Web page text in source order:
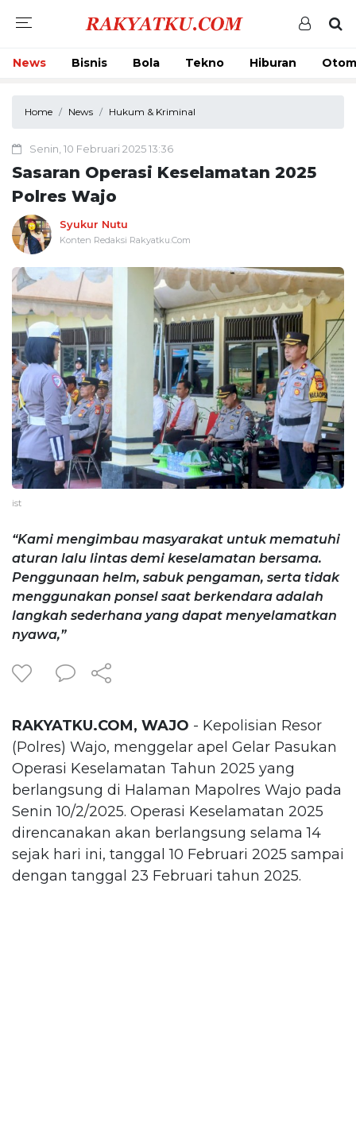
News Bisnis Bola Tekno Hiburan
Home News Hukum & Kriminal
Senin, 10 Februari 2025 13:36
Sasaran Operasi Keselamatan 2025
Polres Wajo
Syukur Nutu
Konten Redaksi Rakyatku.Com
ist
“Kami mengimbau masyarakat untuk mematuhi
aturan lalu lintas demi keselamatan bersama.
Penggunaan helm, sabuk pengaman, serta tidak
menggunakan ponsel saat berkendara adalah
langkah sederhana yang dapat menyelamatkan
nyawa,”
RAKYATKU.COM, WAJO - Kepolisian Resor
(Polres) Wajo, menggelar apel Gelar Pasukan
Operasi Keselamatan Tahun 2025 yang
berlangsung di Halaman Mapolres Wajo pada
Senin 10/2/2025. Operasi Keselamatan 2025
direncanakan akan berlangsung selama 14
sejak hari ini, tanggal 10 Februari 2025 sampai
dengan tanggal 23 Februari tahun 2025.